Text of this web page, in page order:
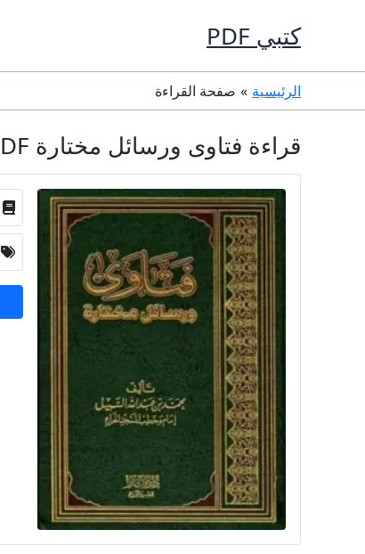
كتبي PDF
الرئيسية صفحة القراءة
قراءة فتاوى ورسائل مختارة PDF مجانا - محمد بن عبد الله السبيل